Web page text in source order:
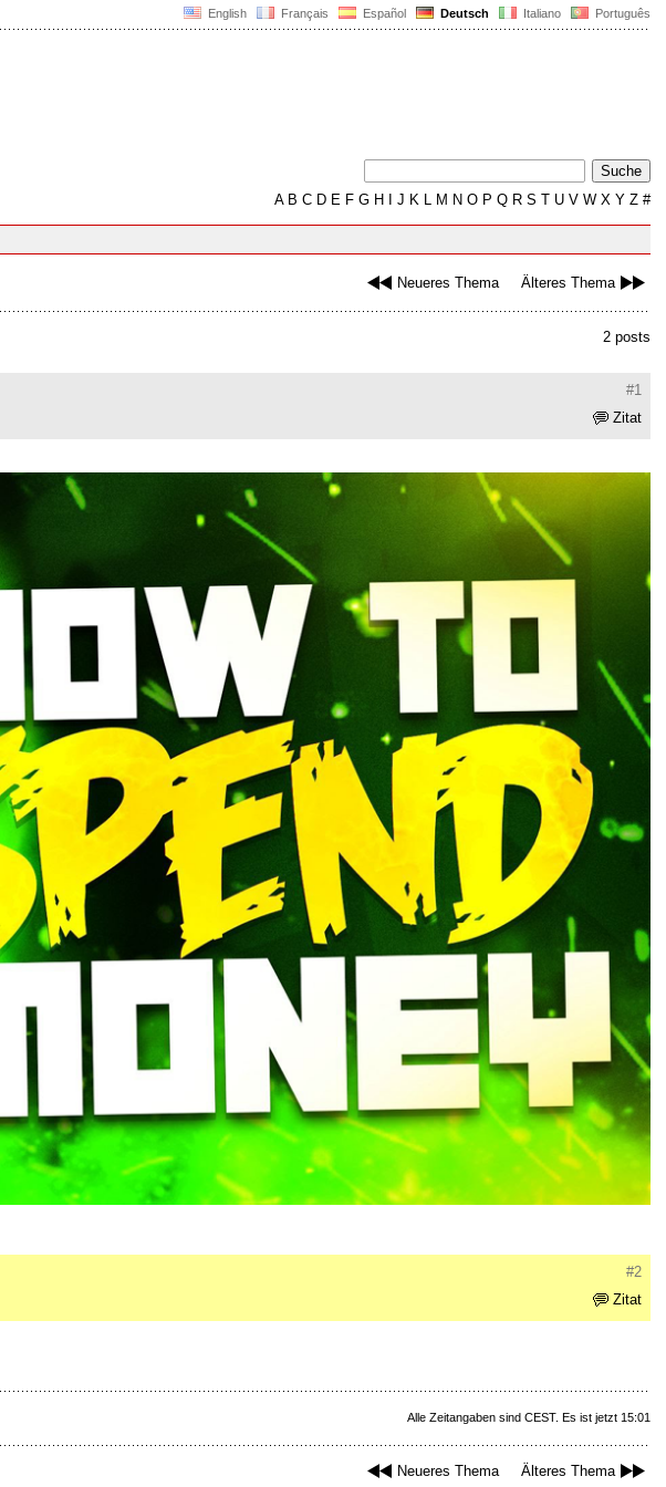
English Français Español Deutsch Italiano Português
AB C D E F G H J K L M N O P Q R S T U V W X Y Z #
Neueres Thema Älteres Thema
2 posts
#1
Zitat
#2
Zitat
Alle Zeitangaben sind CEST. Es ist jetzt 15:01
Neueres Thema Älteres Thema